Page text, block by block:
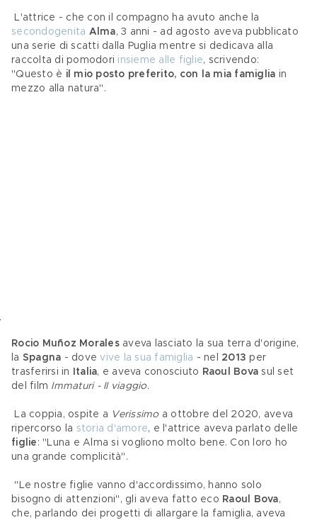
L'attrice - che con il compagno ha avuto anche la
secondogenita Alma, 3 anni - ad agosto aveva pubblicato
una serie di scatti dalla Puglia mentre si dedicava alla
raccolta di pomodori insieme alle figlie, scrivendo:
"Questo è il mio posto preferito, con la mia famiglia in
mezzo alla natura".
Rocio Muñoz Morales aveva lasciato la sua terra d'origine,
la Spagna - dove vive la sua famiglia - nel 2013 per
trasferirsi in
Italia, e aveva conosciuto Raoul Bova sul set
del film Immaturi - Il viaggio.
La coppia, ospite a Verissimo a ottobre del 2020, aveva
ripercorso la storia d'amore, e l'attrice aveva parlato delle
figlie : "Luna e Alma si vogliono molto bene. Con loro ho
una grande complicità".
bisogno di attenzioni", gli aveva fatto eco Raoul Bova,
che, parlando dei progetti di allargare la famiglia, aveva